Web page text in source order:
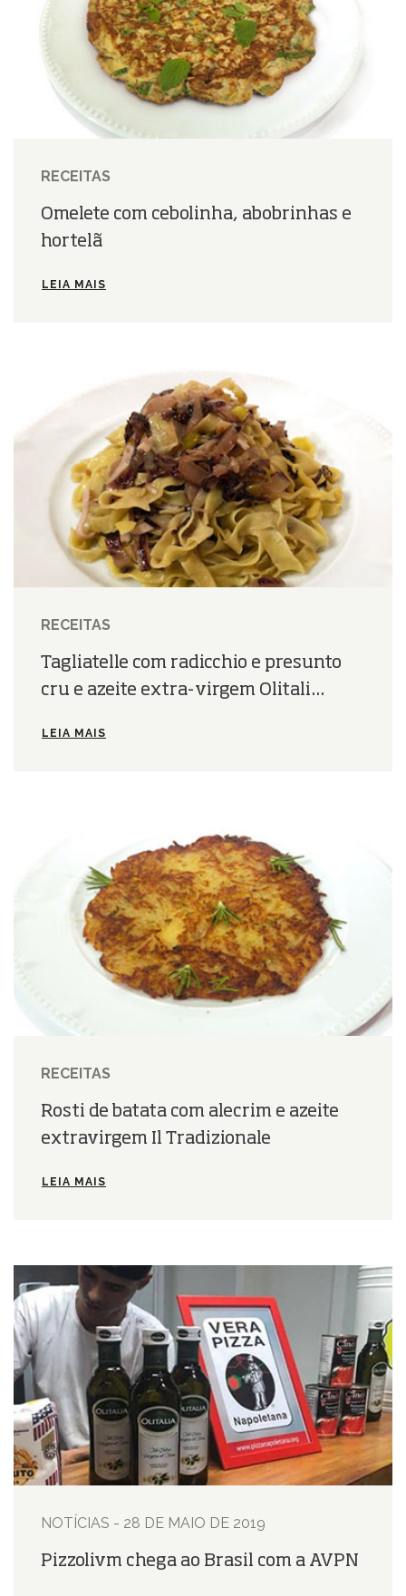
RECEITAS
Omelete com cebolinha, abobrinhas e
hortelã
LEIA MAIS
RECEITAS
Tagliatelle com radicchio e presunto
cru e azeite extra-virgem Olitali...
LEIA MAIS
RECEITAS
Rosti de batata com alecrim e azeite
extravirgem Il Tradizionale
LEIA MAIS
NOTÍCIAS - 28 DE MAIO DE 2019
Pizzolivm chega ao Brasil com a AVPN